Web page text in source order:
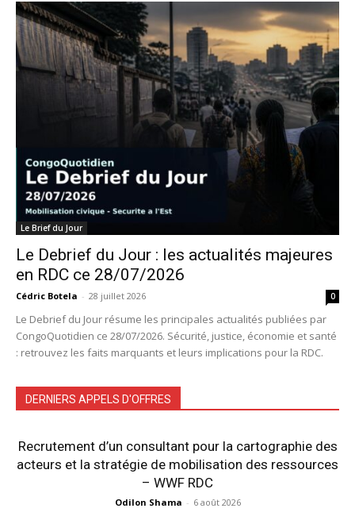
Le Brief du Jour
Le Debrief du Jour : les actualités majeures
en RDC ce 28/07/2026
Cédric Botela - 28 juillet 2026 0
Le Debrief du Jour résume les principales actualités publiées par
CongoQuotidien ce 28/07/2026. Sécurité, justice, économie et santé
: retrouvez les faits marquants et leurs implications pour la RDC.
DERNIERS APPELS D'OFFRES
Recrutement d’un consultant pour la cartographie des
acteurs et la stratégie de mobilisation des ressources
– WWF RDC
Odilon Shama - 6 août 2026